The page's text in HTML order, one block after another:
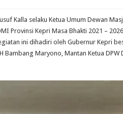
Kalla selaku Ketua Umum Dewan
Provinsi Kepri Masa Bhakti 2021 –
ini dihadiri oleh Gubernur Kepri
Bambang Maryono, Mantan Ketua DPW